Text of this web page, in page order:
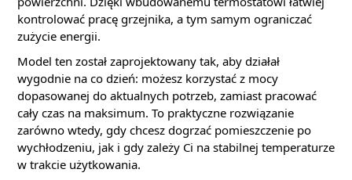
kontrolować pracę grzejnika, a tym samym ograniczać
zużycie energii.
Model ten został zaprojektowany tak, aby działał
wygodnie na co dzień: możesz korzystać z mocy
dopasowanej do aktualnych potrzeb, zamiast pracować
cały czas na maksimum. To praktyczne rozwiązanie
zarówno wtedy, gdy chcesz dogrzać pomieszczenie po
wychłodzeniu, jak i gdy zależy Ci na stabilnej temperaturze
w trakcie użytkowania.